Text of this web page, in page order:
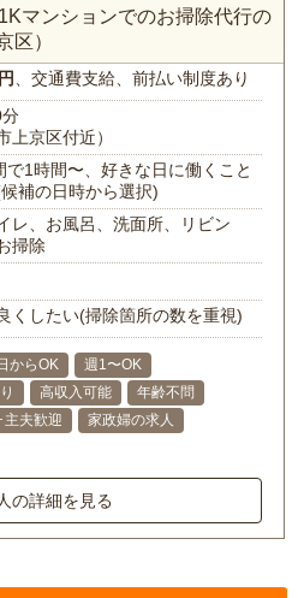
マンションでのお掃除代行の
区）
、交通費支給、前払い制度あり
上京区付近）
で1時間〜、好きな日に働くこと
補の日時から選択)
レ、お風呂、洗面所、リビン
掃除
くしたい(掃除箇所の数を重視)
からOK
週1〜OK
高収入可能
年齢不問
主夫歓迎
家政婦の求人
の詳細を見る